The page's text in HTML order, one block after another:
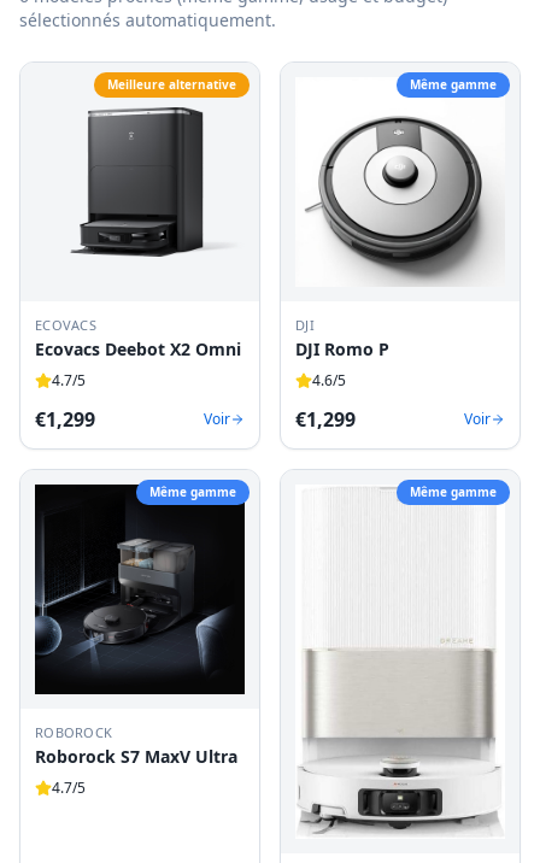
sélectionnés automatiquement.
Meilleure alternative
ECOVACS
Ecovacs Deebot X2 Omni
4.7/5
€1,299 Voir
Même gamme
DJI
DJI Romo P
4.6/5
€1,299 Voir
Même gamme
ROBOROCK
Roborock S7 MaxV Ultra
4.7/5
Même gamme